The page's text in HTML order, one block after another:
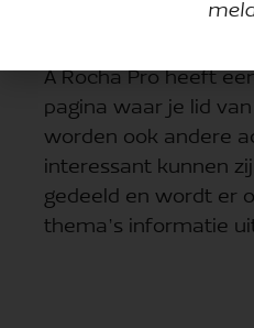
A Rocha Pro heeft
pagina waar je lid
worden ook andere
interessant kunnen
gedeeld en wordt er
thema’s informatie